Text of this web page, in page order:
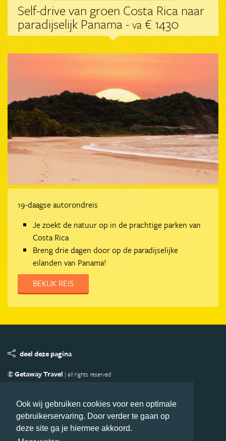
Ook wij gebruiken cookies voor een optimale
gebruikerservaring. Door verder te gaan op
deze site ga je hiermee akkoord.
Self-drive van groen Costa Rica naar
paradijselijk Panama -va € 1430
19-daagse autorondreis
Je zoekt de natuur op in de prachtige parken van
Costa Rica
Breng drie dagen door op de paradijselijke
eilanden van Panama!
BEKIJK REIS
deel deze pagina
© Getaway Travel | all rights reserved
Copyright
Privacy statement Disclaimer
Cookies
Volg MiddenAmerika.nl
Nieuwsbrief
Facebook